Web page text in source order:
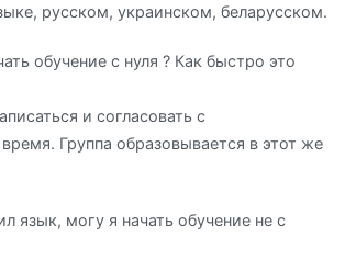
русском, украинском, беларусском.
обучение с нуля ? Как быстро это
и согласовать с
Группа образовывается в этот же
язык, могу я начать обучение не с